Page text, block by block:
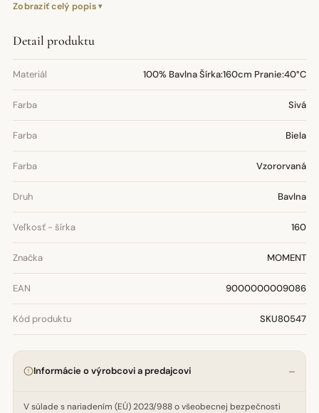
Zobraziť celý popis
Detail produktu
Materiál 100% Bavlna Šírka:160cm Pranie:40°C
Farba Sivá
Farba Biela
Farba Vzororvaná
Druh Bavlna
Veľkosť - šírka 160
Značka MOMENT
EAN 9000000009086
Kód produktu SKU80547
Informácie o výrobcovi a predajcovi
V súlade s nariadením (EÚ) 2023/988 o všeobecnej bezpečnosti